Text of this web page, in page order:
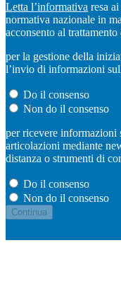
Letta l’informativa resa
normativa nazionale in
acconsento al
per la gestione della
l’invio di informazioni
Do il consenso
Non do il consenso
per ricevere informazioni
articolazioni mediante
distanza o strumenti di
Do il consenso
Non do il consenso